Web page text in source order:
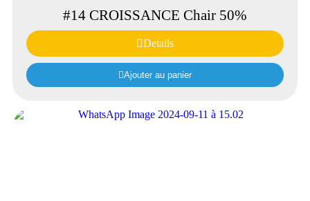
#14 CROISSANCE Chair 50%
Details
Ajouter au panier